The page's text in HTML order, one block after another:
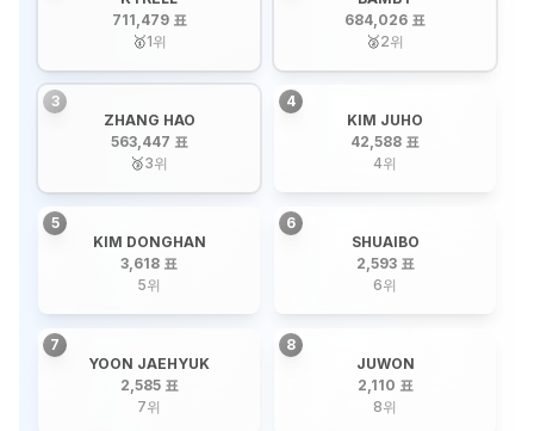
711,479 표
🥇1위
684,026 표
🥈2위
3
ZHANG HAO
563,447 표
🥉3위
4
KIM JUHO
42,588 표
4위
5
KIM DONGHAN
3,618 표
5위
6
SHUAIBO
2,593 표
6위
7
YOON JAEHYUK
2,585 표
7위
8
JUWON
2,110 표
8위